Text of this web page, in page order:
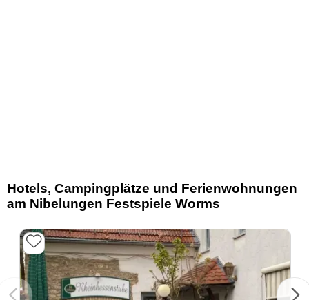
Hotels, Campingplätze und Ferienwohnungen
am Nibelungen Festspiele Worms